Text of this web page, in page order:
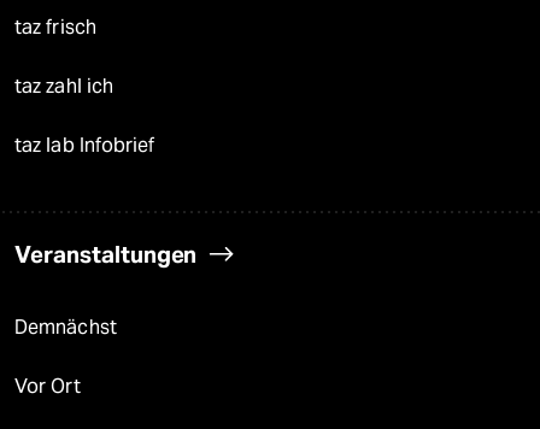
taz frisch
taz zahl ich
taz lab Infobrief
Veranstaltungen
Demnächst
Vor Ort